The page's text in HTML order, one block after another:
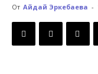
Кыргызстана
От Айдай Эркебаева -